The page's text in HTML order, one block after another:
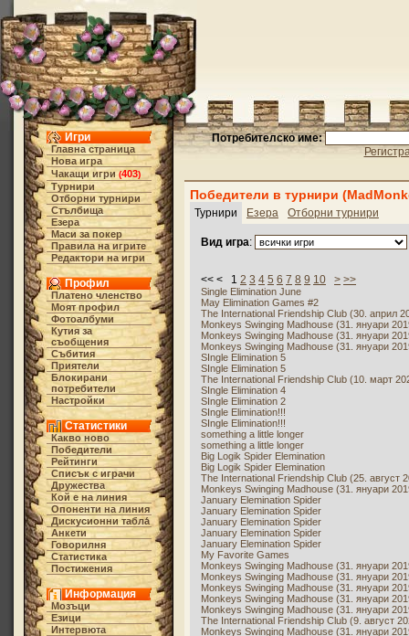
Игри
Главна страница
Нова игра
Чакащи игри (403)
Турнири
Отборни турнири
Стълбища
Езера
Маси за покер
Правила на игрите
Редактори на игри
Профил
Платено членство
Моят профил
Фотоалбуми
Кутия за
съобщения
Събития
Приятели
Блокирани
потребители
Настройки
Статистики
Какво ново
Победители
Рейтинги
Списък с играчи
Дружества
Кой е на линия
Опоненти на линия
Дискусионни табла́
Анкети
Говорилня
Статистика
Постижения
Информация
Мозъци
Езици
Интервюта
Потребителско име:
Победители в турнири
Турнири Езера Отборни турнири
Вид игра:
<< < 1 2 3 4 5 6 7 8 9 10 > >>
Single Elimination June
May Elimination Games #2
The International Friendship Club (30. април
Monkeys Swinging Madhouse (31. януари
Monkeys Swinging Madhouse (31. януари
Monkeys Swinging Madhouse (31. януари
SIngle Elimination 5
SIngle Elimination 5
The International Friendship Club (10. март
SIngle Elimination 4
SIngle Elimination 2
SIngle Elimination!!!
SIngle Elimination!!!
something a little longer
something a little longer
Big Logik Spider Elemination
Big Logik Spider Elemination
The International Friendship Club (25. август
Monkeys Swinging Madhouse (31. януари
January Elemination Spider
January Elemination Spider
January Elemination Spider
January Elemination Spider
January Elemination Spider
My Favorite Games
Monkeys Swinging Madhouse (31. януари
Monkeys Swinging Madhouse (31. януари
Monkeys Swinging Madhouse (31. януари
Monkeys Swinging Madhouse (31. януари
Monkeys Swinging Madhouse (31. януари
The International Friendship Club (9. август
Monkeys Swinging Madhouse (31. януари